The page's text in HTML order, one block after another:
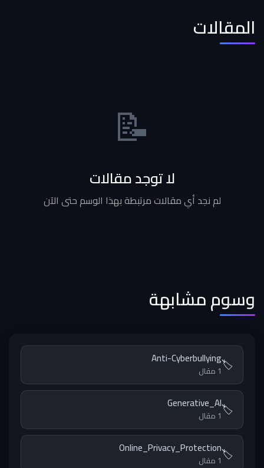
المقالات
📝
لا توجد مقالات
لم نجد أي مقالات مرتبطة بهذا الوسم حتى الآن
وسوم مشابهة
🏷️
Anti-Cyberbullying
1 مقال
🏷️
Generative_AI
1 مقال
🏷️
Online_Privacy_Protection
1 مقال